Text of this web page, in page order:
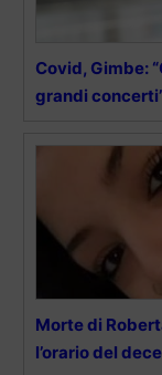
Covid, Gimbe:
grandi
Morte di
l’orario del